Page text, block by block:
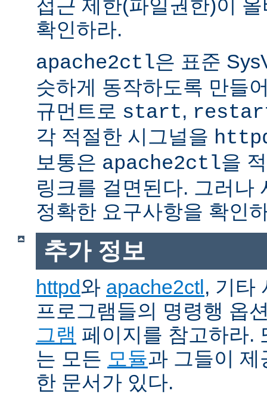
접근 제한(파일권한)이
확인하라.
apache2ctl은 표준
슷하게 동작하도록 만들
규먼트로 start,
각 적절한 시그널을
보통은 apache2ctl을
링크를 걸면된다. 그러나
정확한 요구사항을 확인
추가 정보
httpd와 apache2ctl, 기타
프로그램들의 명령행 옵
그램 페이지를 참고하라.
는 모든 모듈과 그들이
한 문서가 있다.